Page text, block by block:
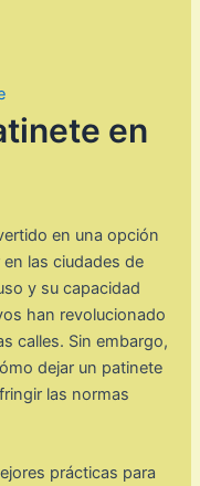
en
en una opción
las ciudades de
y su capacidad
han revolucionado
calles. Sin embargo,
dejar un patinete
las normas
prácticas para